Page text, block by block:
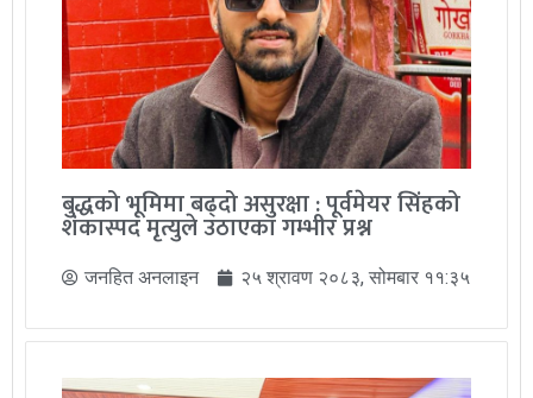
बुद्धको भूमिमा बढ्दो असुरक्षा : पूर्वमेयर सिंहको
शंकास्पद मृत्युले उठाएका गम्भीर प्रश्न
जनहित अनलाइन २५ श्रावण २०८३, सोमबार ११:३५